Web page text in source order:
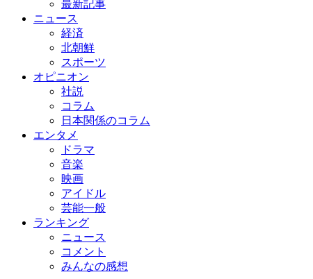
最新記事
ニュース
経済
北朝鮮
スポーツ
オピニオン
社説
コラム
日本関係のコラム
エンタメ
ドラマ
音楽
映画
アイドル
芸能一般
ランキング
ニュース
コメント
みんなの感想